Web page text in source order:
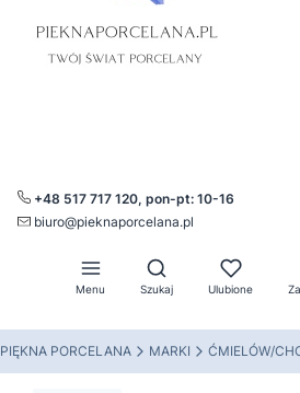
+48 517 717 120, pon-pt: 10-16
biuro@pieknaporcelana.pl
Menu
Otwórz wyszukiwarkę
Szukaj Ulubione
PIĘKNA PORCELANA MARKI ĆMIELÓW/